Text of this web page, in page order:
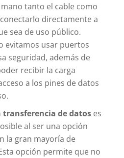
tanto el cable como
directamente a
sea de uso público.
evitamos usar puertos
seguridad, además de
recibir la carga
a los pines de datos
transferencia de datoses
al ser una opción
la gran mayoría de
opción permite que no